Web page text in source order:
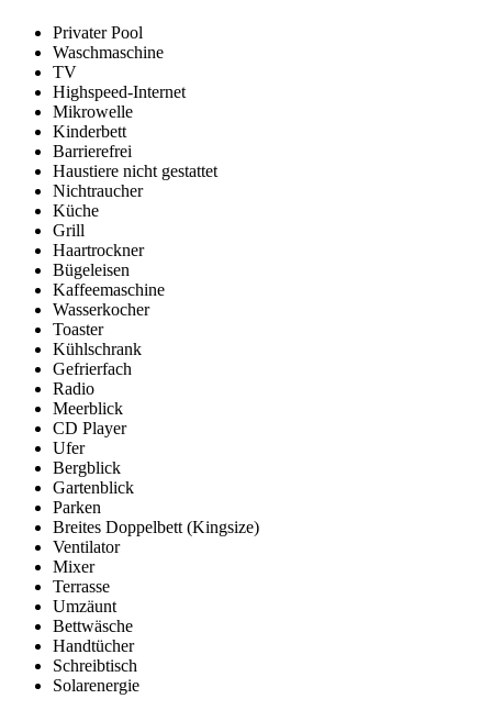
Privater Pool
Waschmaschine
TV
Highspeed-Internet
Mikrowelle
Kinderbett
Barrierefrei
Haustiere nicht gestattet
Nichtraucher
Küche
Grill
Haartrockner
Bügeleisen
Kaffeemaschine
Wasserkocher
Toaster
Kühlschrank
Gefrierfach
Radio
Meerblick
CD Player
Ufer
Bergblick
Gartenblick
Parken
Breites Doppelbett (Kingsize)
Ventilator
Mixer
Terrasse
Umzäunt
Bettwäsche
Handtücher
Schreibtisch
Solarenergie